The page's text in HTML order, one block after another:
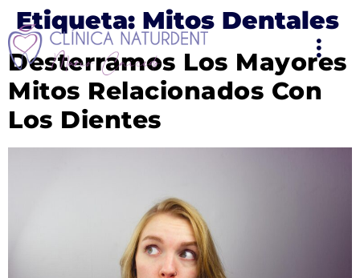
Etiqueta: Mitos Dentales
Desterramos Los Mayores
Mitos Relacionados Con
Los Dientes